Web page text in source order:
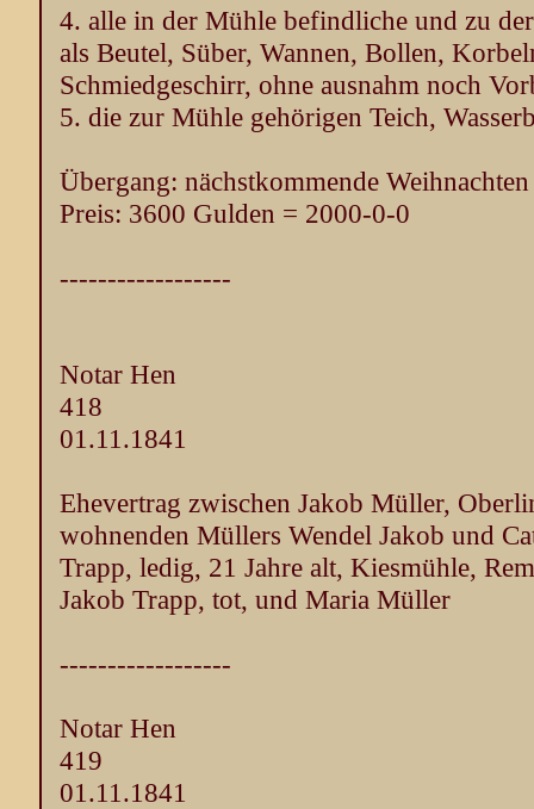
4. alle in der Mühle befindliche und zu
als Beutel, Süber, Wannen, Bollen,
Schmiedgeschirr, ohne ausnahm noch
5. die zur Mühle gehörigen Teich,
Übergang: nächstkommende Weihnachten
Preis: 3600 Gulden = 2000-0-0
------------------
Notar Hen
418
01.11.1841
Ehevertrag zwischen Jakob Müller,
wohnenden Müllers Wendel Jakob und
Trapp, ledig, 21 Jahre alt, Kiesmühle,
Jakob Trapp, tot, und Maria Müller
------------------
Notar Hen
419
01.11.1841